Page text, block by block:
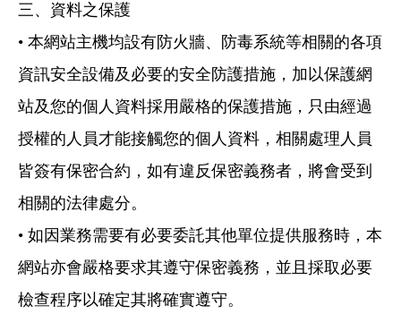
三、資料之保護
• 本網站主機均設有防火牆、防毒系統等相關的各項
資訊安全設備及必要的安全防護措施，加以保護網
站及您的個人資料採用嚴格的保護措施，只由經過
授權的人員才能接觸您的個人資料，相關處理人員
皆簽有保密合約，如有違反保密義務者，將會受到
相關的法律處分。
• 如因業務需要有必要委託其他單位提供服務時，本
網站亦會嚴格要求其遵守保密義務，並且採取必要
檢查程序以確定其將確實遵守。